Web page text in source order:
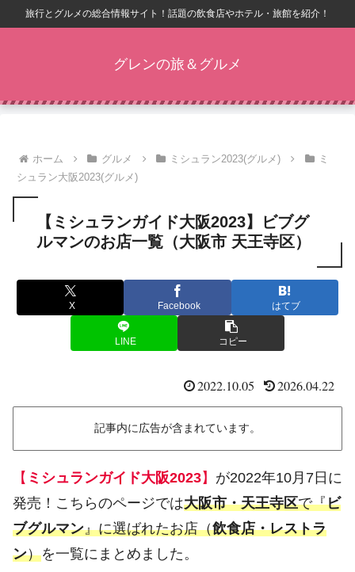
旅行とグルメの総合情報サイト！話題の飲食店やホテル・旅館を紹介！
グレンの旅＆グルメ
ホーム グルメ ミシュラン2023(グルメ)
ミ
シュラン大阪2023(グルメ)
【ミシュランガイド大阪2023】ビブグ
ルマンのお店一覧（大阪市 天王寺区）
X Facebook はてブ
LINE コピー
2022.10.05 2026.04.22
記事内に広告が含まれています。
【 ミシュランガイド大阪2023】 が2022年10月7日に
発売！こちらのページでは大阪市・天王寺区で『ビ
ブグルマン』に選ばれたお店（飲食店・レストラ
ン）を一覧にまとめました。